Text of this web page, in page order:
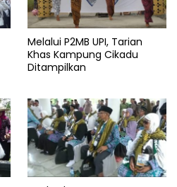
Melalui P2MB UPI, Tarian
Khas Kampung Cikadu
Ditampilkan